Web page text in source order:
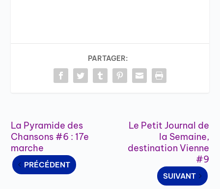
PARTAGER:
La Pyramide des
Chansons #6 : 17e
marche
PRÉCÉDENT
Le Petit Journal de
la Semaine,
destination Vienne
#9
SUIVANT